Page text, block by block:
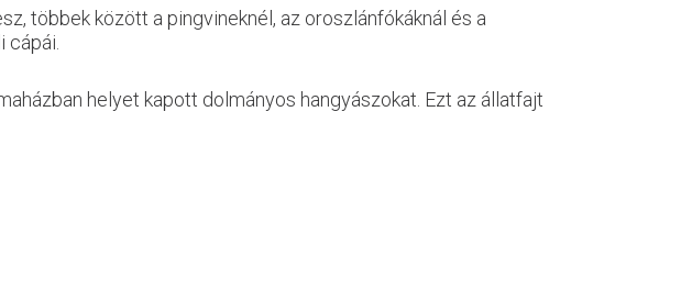
többek között a pingvineknél, az oroszlánfókáknál és a
cápái.
helyet kapott dolmányos hangyászokat. Ezt az állatfajt